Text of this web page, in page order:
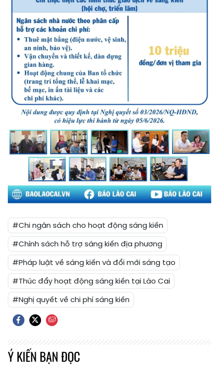
#Chi ngân sách cho hoạt động sáng kiến
#Chính sách hỗ trợ sáng kiến địa phương
#Pháp luật về sáng kiến và đổi mới sáng tạo
#Thúc đẩy hoạt động sáng kiến tại Lào Cai
#Nghị quyết về chi phí sáng kiến
Ý KIẾN BẠN ĐỌC